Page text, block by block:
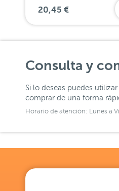
20,45 €
Consulta y
Si lo deseas puedes
comprar de una forma
Horario de atención: Lunes a